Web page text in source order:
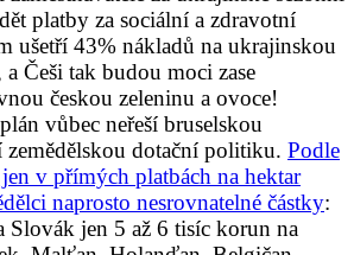
platby za sociální a zdravotní
ušetří 43% nákladů na ukrajinskou
Češi tak budou moci zase
českou zeleninu a ovoce!
vůbec neřeší bruselskou
dotační politiku. Podle
v přímých platbách na hektar
naprosto nesrovnatelné částky:
Slovák jen 5 až 6 tisíc korun na